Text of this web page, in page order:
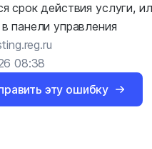
срок действия услуги,
панели управления
08:38
эту ошибку